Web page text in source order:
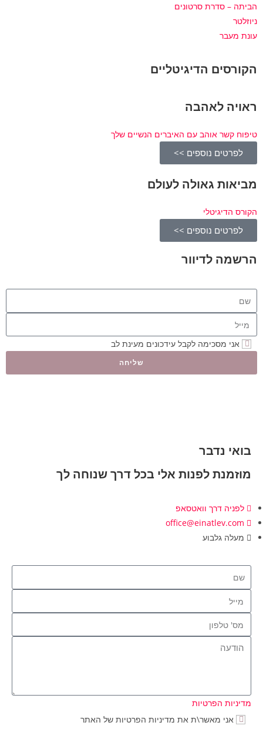
הביתה – סדרת סרטונים
ניוזלטר
עונת מעבר
הקורסים הדיגיטליים
ראויה לאהבה
טיפוח קשר אוהב עם האיברים הנשיים שלך
לפרטים נוספים >>
מביאות גאולה לעולם
הקורס הדיגיטלי
לפרטים נוספים >>
הרשמה לדיוור
אני מסכימה לקבל עידכונים מעינת לב
שליחה
בואי נדבר
מוזמנת לפנות אלי בכל דרך שנוחה לך
לפניה דרך וואטסאפ
office@einatlev.com
מעלה גלבוע
מדיניות הפרטיות
אני מאשר\ת את מדיניות הפרטיות של האתר